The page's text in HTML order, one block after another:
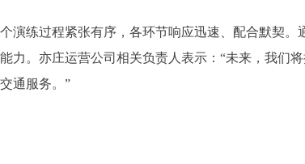
练过程紧张有序，各环节响应迅速、配合默契。
力。亦庄运营公司相关负责人表示：“未来，我们
通服务。”